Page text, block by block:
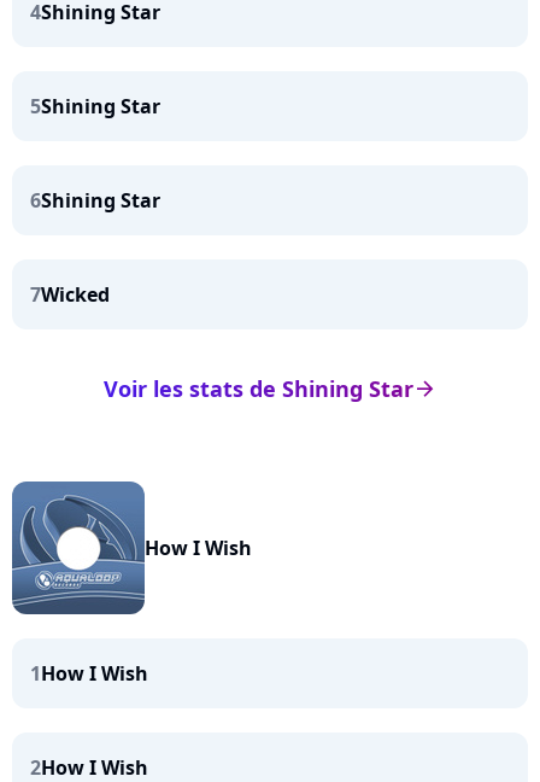
4Shining Star
5Shining Star
6Shining Star
7Wicked
arrow_right
Voir les stats de Shining Star
How I Wish
1How I Wish
2How I Wish